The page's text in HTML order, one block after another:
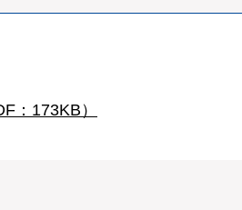
：173KB）